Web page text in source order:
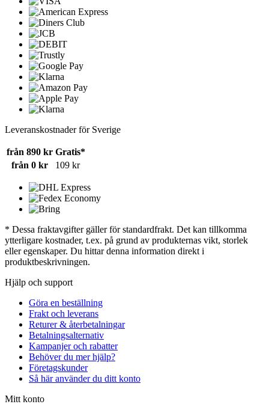
Leveranskostnader för Sverige
från 890 kr Gratis*
från 0 kr
109 kr
* Dessa fraktavgifter gäller för standardfrakt. Det kan tillkomma
ytterligare kostnader, t.ex. på grund av produkternas vikt, storlek
eller egenskaper. Du hittar denna information direkt i
produktbeskrivningen.
Hjälp och support
Göra en beställning
Frakt och leverans
Returer & återbetalningar
Betalningsalternativ
Kampanjer och rabatter
Behöver du mer hjälp?
Företagskunder
Så här använder du ditt konto
Mitt konto